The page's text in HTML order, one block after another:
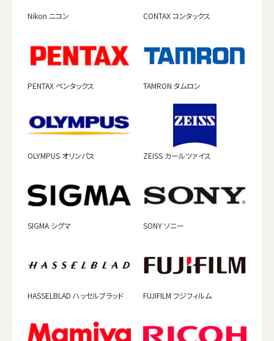
Nikon ニコン CONTAX コンタックス
PENTAX ペンタックス TAMRON タムロン
OLYMPUS オリンパス ZEISS カールツァイス
SIGMA シグマ SONY ソニー
HASSELBLAD ハッセルブラッド FUJIFILM フジフィルム